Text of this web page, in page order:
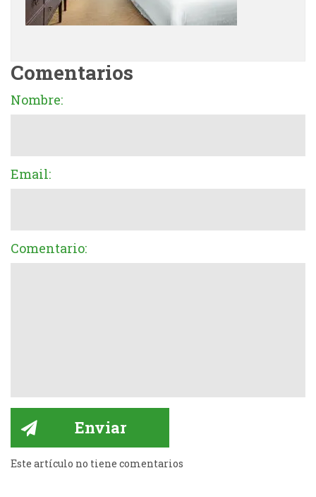
Comentarios
Nombre:
Email:
Comentario:
Este artículo no tiene comentarios